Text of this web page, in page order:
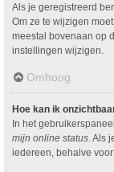
Als je geregistreerd
Om ze te wijzigen
meestal bovenaan op
instellingen wijzigen.
Omhoog
Hoe kan ik
In het
mijn online status. Als
iedereen, behalve